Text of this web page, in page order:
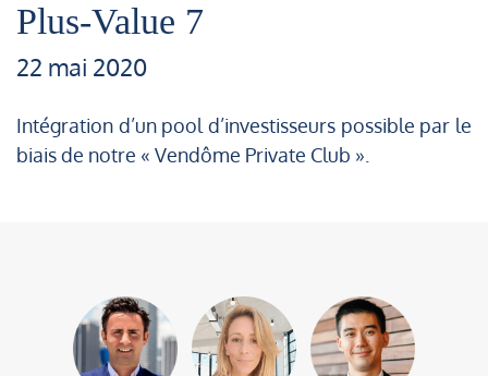
Plus-Value 7
22 mai 2020
Intégration d’un pool d’investisseurs possible par le
biais de notre « Vendôme Private Club ».